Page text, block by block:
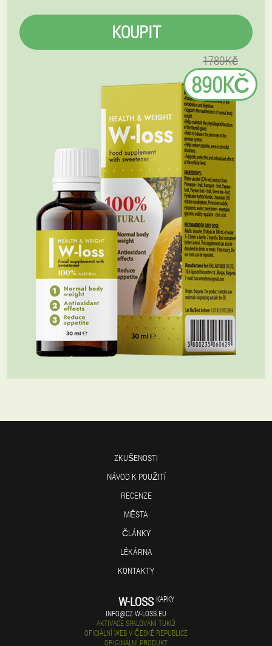
KOUPIT
1780Kč
890KČ
ZKUŠENOSTI
NÁVOD K POUŽITÍ
RECENZE
MĚSTA
ČLÁNKY
LÉKÁRNA
KONTAKTY
W-LOSS KAPKY
INFO@CZ.W-LOSS.EU
AKTIVACE SPALOVÁNÍ TUKŮ
OFICIÁLNÍ WEB V ČESKÉ REPUBLICE
ORIGINÁLNÍ PRODUKT